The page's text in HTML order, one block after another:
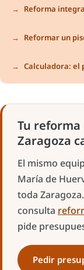
Reforma
Reformar un
Calculadora: el
Tu
Zaragoza
El mismo
María de
toda
consulta
pide
Pedir